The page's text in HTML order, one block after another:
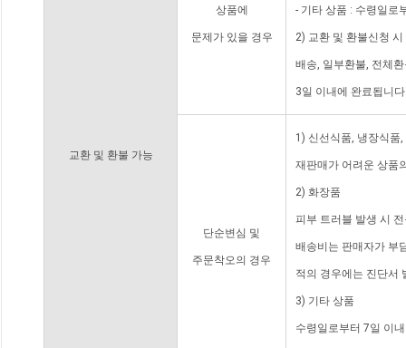
교환 및 환불 가능
상품에
문제가 있을 경우
- 기타 상품 : 수령일로
2) 교환 및 환불신청
배송, 일부환불, 전체
3일 이내에 완료됩니
단순변심 및
주문착오의 경우
1) 신선식품, 냉장식품
재판매가 어려운 상품
2) 화장품
피부 트러블 발생 시
배송비는 판매자가 부
적의 경우에는 진단서
3) 기타 상품
수령일로부터 7일 이